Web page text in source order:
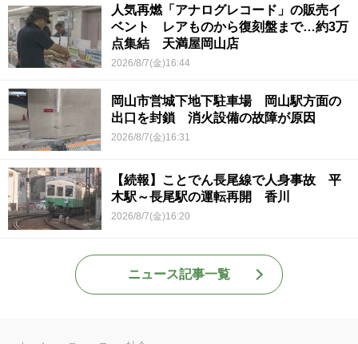
人気再燃「アナログレコード」の販売イ
ベント レアものから復刻盤まで…約3万
点集結 天満屋岡山店
2026/8/7(金)16:44
岡山市営城下地下駐車場 岡山駅方面の
出口を封鎖 消火設備の故障が原因
2026/8/7(金)16:31
【続報】ことでん長尾線で人身事故 平
木駅～長尾駅の運転再開 香川
2026/8/7(金)16:20
ニュース記事一覧